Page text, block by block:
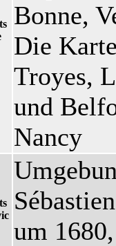
Bonne,
Die
Troyes,
und
Nancy
um